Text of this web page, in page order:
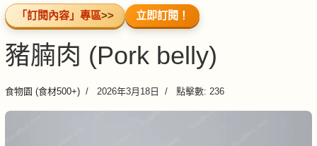
「訂閱內容」專區>> 立即訂閱！
豬腩肉 (Pork belly)
食物園 (食材500+) 2026年3月18日 點擊數: 236